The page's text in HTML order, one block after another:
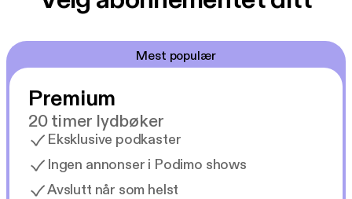
Mest populær
Premium
20 timer lydbøker
Eksklusive podkaster
Ingen annonser i Podimo shows
Avslutt når som helst